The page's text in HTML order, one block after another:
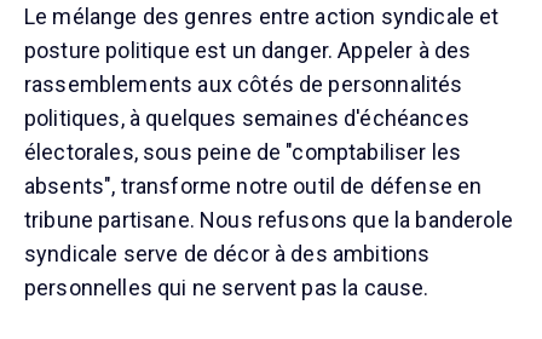
Le mélange des genres entre action syndicale et
posture politique est un danger. Appeler à des
rassemblements aux côtés de personnalités
politiques, à quelques semaines d'échéances
électorales, sous peine de "comptabiliser les
absents", transforme notre outil de défense en
tribune partisane. Nous refusons que la banderole
syndicale serve de décor à des ambitions
personnelles qui ne servent pas la cause.